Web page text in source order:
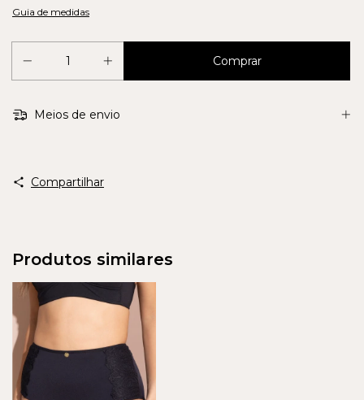
Guia de medidas
Meios de envio
Compartilhar
Produtos similares